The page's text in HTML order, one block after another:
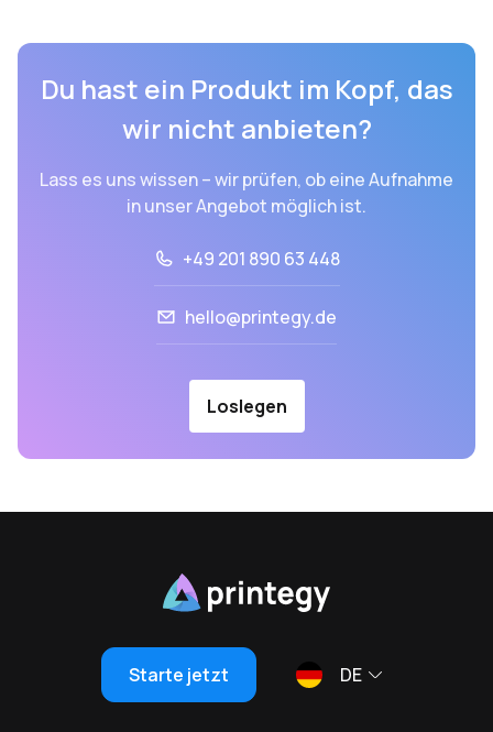
Du hast ein Produkt im Kopf, das
wir nicht anbieten?
Lass es uns wissen – wir prüfen, ob eine Aufnahme
in unser Angebot möglich ist.
+49 201 890 63 448
hello@printegy.de
Loslegen
Starte jetzt DE